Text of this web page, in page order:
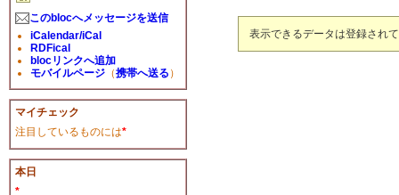
このblocへメッセージを送信
iCalendar/iCal
RDFical
blocリンクへ追加
モバイルページ（携帯へ送る ）
マイチェック
注目しているものには*
本日
*
表示できるデータは登録され